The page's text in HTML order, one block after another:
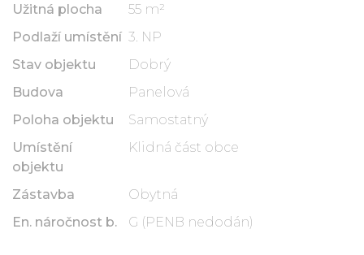
Užitná plocha
55 m²
Podlaží umístění 3. NP
Stav objektu
Dobrý
Budova
Panelová
Poloha objektu
Samostatný
Umístění
objektu
Klidná část obce
Zástavba
Obytná
En. náročnost b.
G (PENB nedodán)